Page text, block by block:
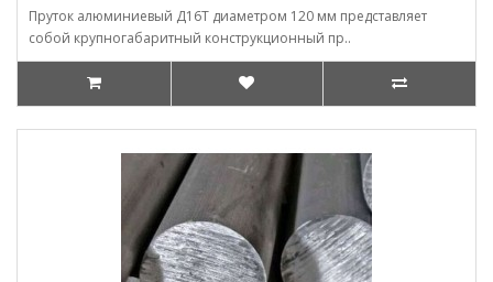
Пруток алюминиевый Д16Т диаметром 120 мм представляет
собой крупногабаритный конструкционный пр..